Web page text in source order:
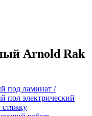
Arnold Rak
под ламинат /
пол электрический